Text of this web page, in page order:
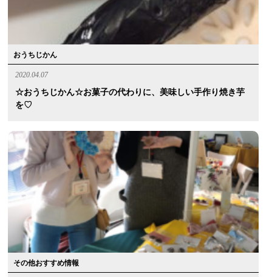
おうちじかん
2020.04.07
☆おうちじかん☆お菓子の代わりに、美味しい手作り焼き芋
を♡
その他おすすめ情報